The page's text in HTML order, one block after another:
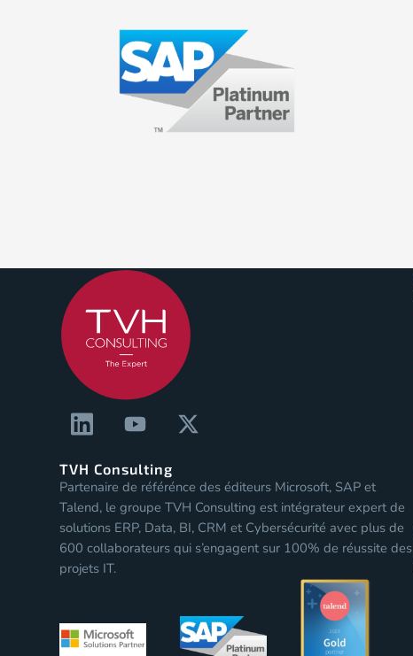
TVH Consulting
Partenaire de référénce des éditeurs Microsoft, SAP et
Talend, le groupe TVH Consulting est intégrateur expert de
solutions ERP, Data, BI, CRM et Cybersécurité avec plus de
600 collaborateurs qui s’engagent sur 100% de réussite des
projets IT.